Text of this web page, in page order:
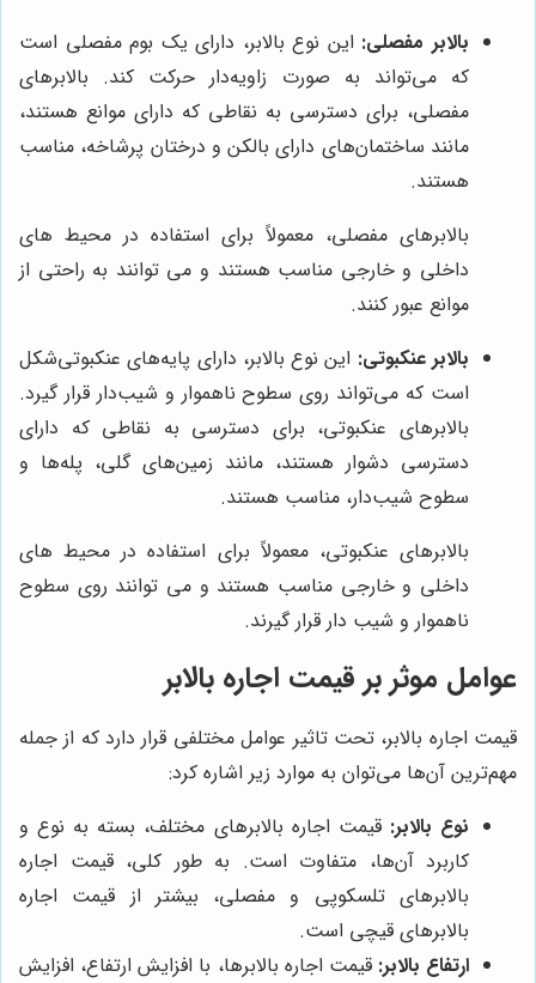
بالابر مفصلی: این نوع بالابر، دارای یک بوم مفصلی است
که می‌تواند به صورت زاویه‌دار حرکت کند. بالابرهای
مفصلی، برای دسترسی به نقاطی که دارای موانع هستند،
مانند ساختمان‌های دارای بالکن و درختان پرشاخه، مناسب
هستند.
بالابرهای مفصلی، معمولاً برای استفاده در محیط های
داخلی و خارجی مناسب هستند و می توانند به راحتی از
موانع عبور کنند.
بالابر عنکبوتی: این نوع بالابر، دارای پایه‌های عنکبوتی‌شکل
است که می‌تواند روی سطوح ناهموار و شیب‌دار قرار گیرد.
بالابرهای عنکبوتی، برای دسترسی به نقاطی که دارای
دسترسی دشوار هستند، مانند زمین‌های گلی، پله‌ها و
سطوح شیب‌دار، مناسب هستند.
بالابرهای عنکبوتی، معمولاً برای استفاده در محیط های
داخلی و خارجی مناسب هستند و می توانند روی سطوح
ناهموار و شیب دار قرار گیرند.
عوامل موثر بر قیمت اجاره بالابر
قیمت اجاره بالابر، تحت تاثیر عوامل مختلفی قرار دارد که از جمله
مهم‌ترین آن‌ها می‌توان به موارد زیر اشاره کرد:
نوع بالابر: قیمت اجاره بالابرهای مختلف، بسته به نوع و
کاربرد آن‌ها، متفاوت است. به طور کلی، قیمت اجاره
بالابرهای تلسکوپی و مفصلی، بیشتر از قیمت اجاره
بالابرهای قیچی است.
ارتفاع بالابر: قیمت اجاره بالابرها، با افزایش ارتفاع، افزایش